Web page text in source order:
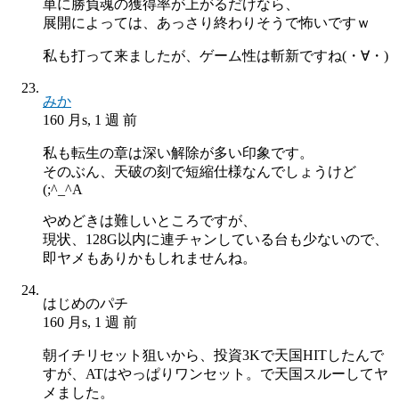
単に勝負魂の獲得率が上がるだけなら、
展開によっては、あっさり終わりそうで怖いですｗ
私も打って来ましたが、ゲーム性は斬新ですね(・∀・)
みか
160 月s, 1 週 前
私も転生の章は深い解除が多い印象です。
そのぶん、天破の刻で短縮仕様なんでしょうけど
(;^_^A
やめどきは難しいところですが、
現状、128G以内に連チャンしている台も少ないので、
即ヤメもありかもしれませんね。
はじめのパチ
160 月s, 1 週 前
朝イチリセット狙いから、投資3Kで天国HITしたんで
すが、ATはやっぱりワンセット。で天国スルーしてヤ
メました。